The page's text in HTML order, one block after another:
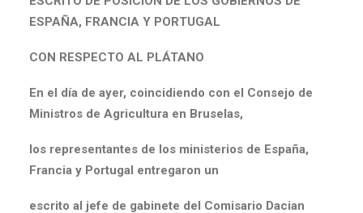
ESPAÑA, FRANCIA Y PORTUGAL
CON RESPECTO AL PLÁTANO
En el día de ayer, coincidiendo con el Consejo de
Ministros de Agricultura en Bruselas,
los representantes de los ministerios de España,
Francia y Portugal entregaron un
escrito al jefe de gabinete del Comisario Dacian